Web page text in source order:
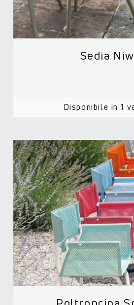
Sedia
Disponibile in 1